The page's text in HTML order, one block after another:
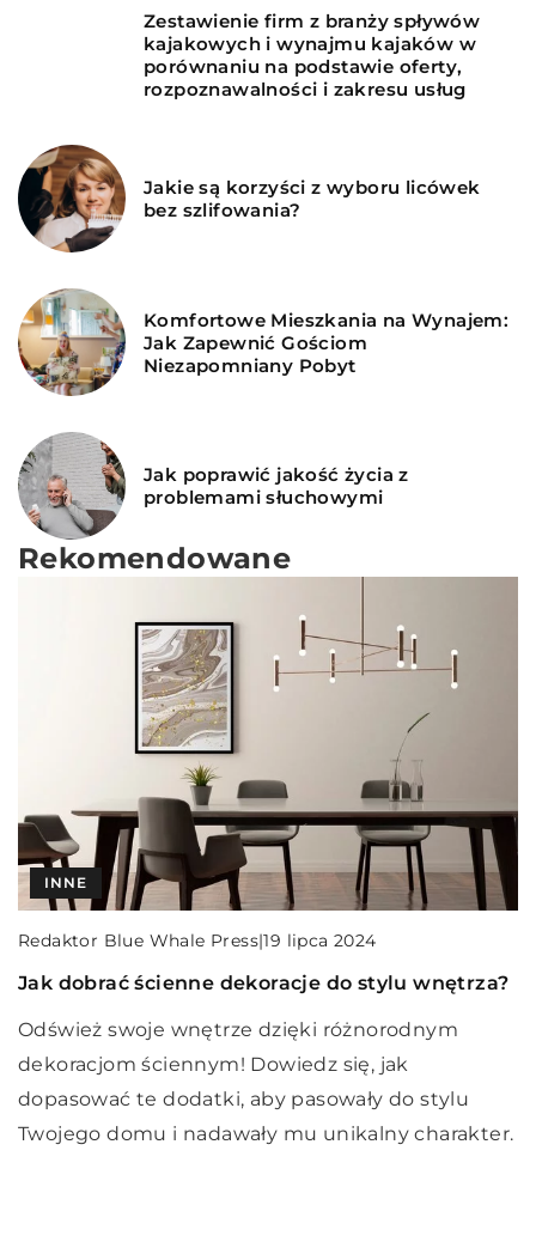
Zestawienie firm z branży spływów
kajakowych i wynajmu kajaków w
porównaniu na podstawie oferty,
rozpoznawalności i zakresu usług
Jakie są korzyści z wyboru licówek
bez szlifowania?
Komfortowe Mieszkania na Wynajem:
Jak Zapewnić Gościom
Niezapomniany Pobyt
Jak poprawić jakość życia z
problemami słuchowymi
Rekomendowane
INNE
Redaktor Blue Whale Press|2 września 2025
Jakie korzyści płyną z wyboru elastycznego
planu komórkowego bez długoterminowej
umowy?
Odkryj zalety elastycznych planów komórkowych,
które pozwalają na swobodne zarządzanie
INNE
Redaktor Blue Whale Press|19 lipca 2024
Jak dobrać ścienne dekoracje do stylu wnętrza?
Odśwież swoje wnętrze dzięki różnorodnym
dekoracjom ściennym! Dowiedz się, jak
dopasować te dodatki, aby pasowały do stylu
Twojego domu i nadawały mu unikalny charakter.
INNE
Redaktor Blue Whale Press|9 marca 2024
Jak optymalizować wydajność i niezawodność
maszyn CNC poprzez profesjonalny serwis?
Odkryj, jak profesjonalna obsługa i regularne
serwisowanie maszyn CNC pomaga zwiększyć ich
wydajność oraz niezawodność, a tym samym